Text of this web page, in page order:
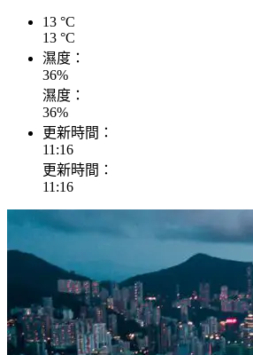
13 °C
13 °C
濕度：
36%
濕度：
36%
更新時間：
11:16
更新時間：
11:16